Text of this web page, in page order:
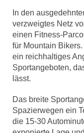
In den
verzweigtes Netz
einen Fitness-
für Mountain
ein reichhaltiges
Sportangeboten,
lässt.
Das breite
Spazierwegen ein
die 15-30